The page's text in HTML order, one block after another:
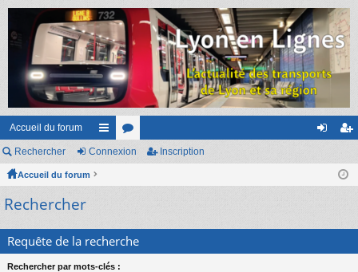
Accueil du forum
ac
s
or
cri
Rechercher Connexion Inscription
Accueil du forum
Rechercher
Requête de la recherche
Rechercher par mots-clés :